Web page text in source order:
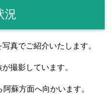
況
真でご紹介いたします。
撮影しています。
蘇方面へ向かいます。